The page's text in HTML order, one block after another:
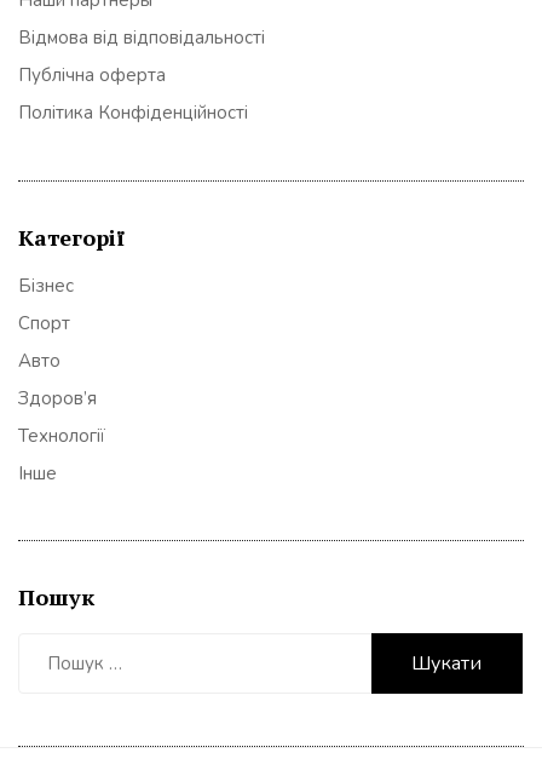
Відмова від відповідальності
Публічна оферта
Політика Конфіденційності
Категорії
Бізнес
Спорт
Авто
Здоров’я
Технології
Інше
Пошук